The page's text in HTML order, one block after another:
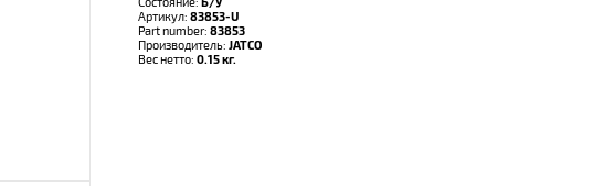
Артикул: 83853-U
Part number: 83853
Производитель: JATCO
Вес нетто: 0.15 кг.